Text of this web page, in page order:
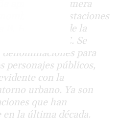
aprobó en primera
de las estaciones
B, Hospitales de la
de la línea E. Se
para
personajes públicos,
con la
urbano. Ya son
que han
la última década.